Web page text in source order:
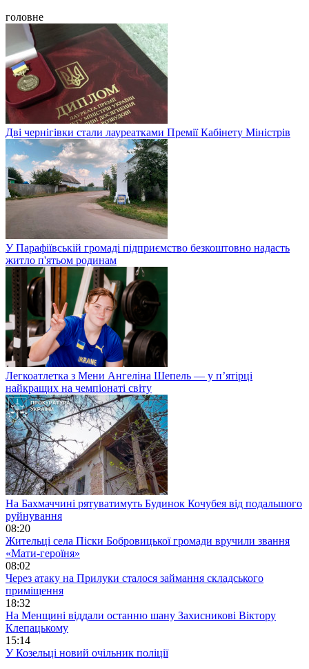
головне
Дві чернігівки стали лауреатками Премії Кабінету Міністрів
У Парафіївській громаді підприємство безкоштовно надасть
житло п'ятьом родинам
Легкоатлетка з Мени Ангеліна Шепель — у п’ятірці
найкращих на чемпіонаті світу
На Бахмаччині рятуватимуть Будинок Кочубея від подальшого
руйнування
08:20
Жительці села Піски Бобровицької громади вручили звання
«Мати-героїня»
08:02
Через атаку на Прилуки сталося займання складського
приміщення
18:32
На Менщині віддали останню шану Захисникові Віктору
Клепацькому
15:14
У Козельці новий очільник поліції